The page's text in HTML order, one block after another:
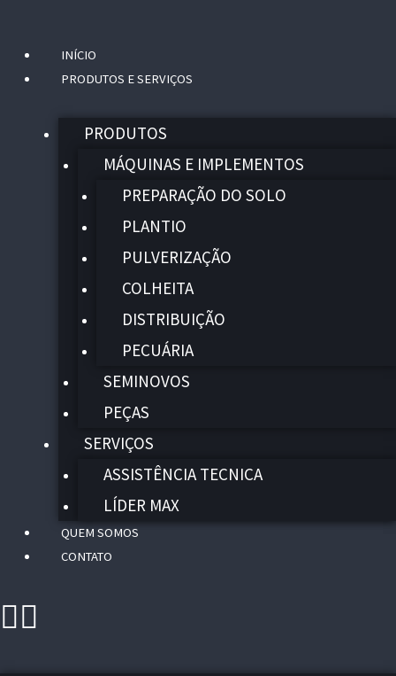
INÍCIO
PRODUTOS E SERVIÇOS
PRODUTOS
MÁQUINAS E IMPLEMENTOS
PREPARAÇÃO DO SOLO
PLANTIO
PULVERIZAÇÃO
COLHEITA
DISTRIBUIÇÃO
PECUÁRIA
SEMINOVOS
PEÇAS
SERVIÇOS
ASSISTÊNCIA TECNICA
LÍDER MAX
QUEM SOMOS
CONTATO
Menu